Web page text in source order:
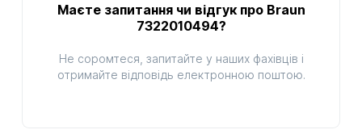
Маєте запитання чи відгук про Braun
7322010494?
Не соромтеся, запитайте у наших фахівців і
отримайте відповідь електронною поштою.